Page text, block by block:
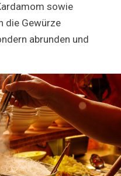
sowie
die Gewürze
abrunden und